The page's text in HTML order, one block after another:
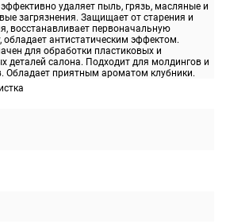
удаляет пыль, грязь, масляные и
загрязнения. Защищает от старения и
восстанавливает первоначальную
обладает антистатическим эффектом.
для обработки пластиковых и
деталей салона. Подходит для молдингов и
Обладает приятным ароматом клубники.